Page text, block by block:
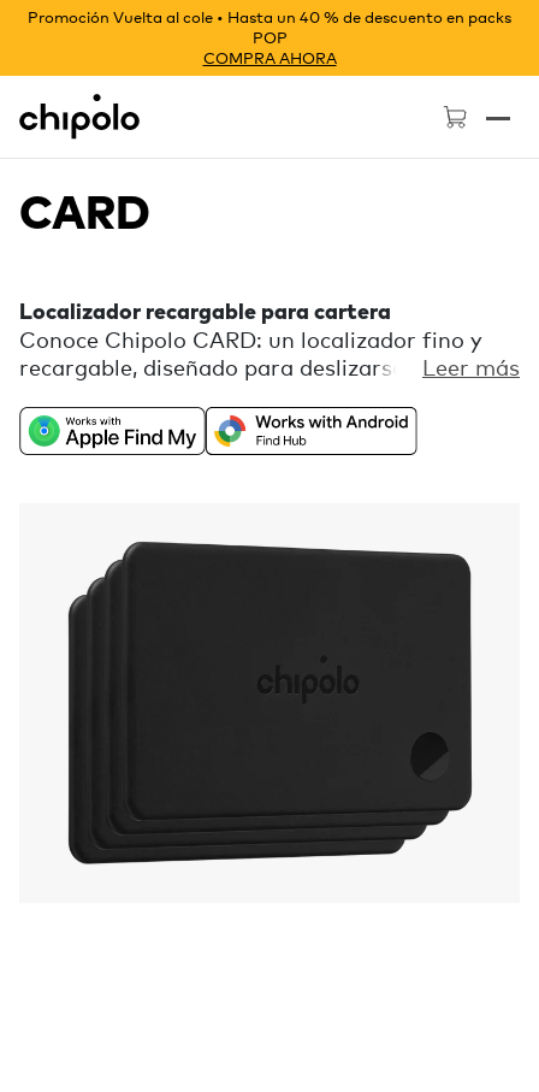
Promoción Vuelta al cole • Hasta un 40 % de descuento en packs
POP
COMPRA AHORA
Chipolo - Home page
CARD
Localizador recargable para cartera
Conoce Chipolo CARD: un localizador fino y
recargable, diseñado para deslizarse sin
potente en sonido, ideal para mantener tus
objetos esenciales siempre localizables.
app de Chipolo.
Leer más